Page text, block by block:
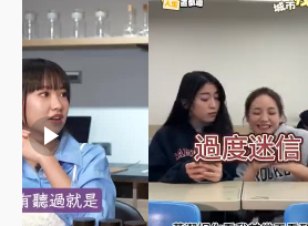
play_arrow play_arrow